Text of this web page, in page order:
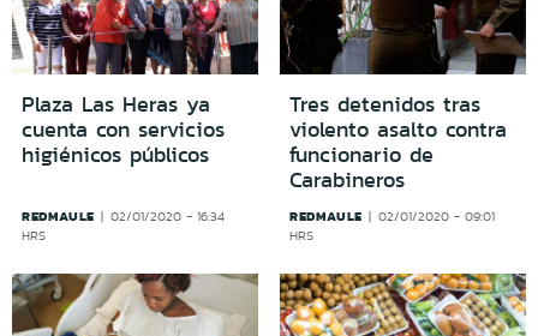
Plaza Las Heras ya
cuenta con servicios
higiénicos públicos
REDMAULE
02/01/2020 - 16:34
HRS
Tres detenidos tras
violento asalto contra
funcionario de
Carabineros
REDMAULE
02/01/2020 - 09:01
HRS